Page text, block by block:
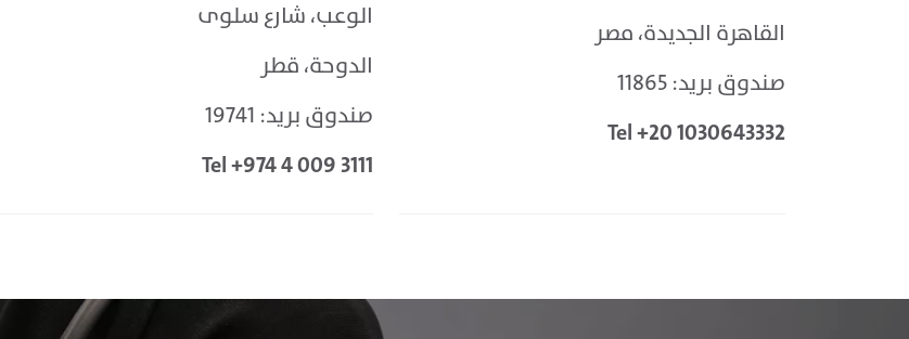
القاهرة الجديدة، مصر
صندوق بريد: 11865
Tel +20 1030643332
الوعب، شارع سلوى
الدوحة، قطر
صندوق بريد: 19741
Tel +974 4 009 3111